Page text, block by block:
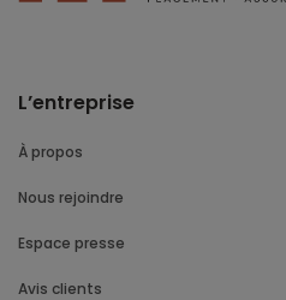
L’entreprise
À propos
Nous rejoindre
Espace presse
Avis clients